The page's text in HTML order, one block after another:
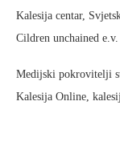
Kalesija centar,
Cildren unchained
Medijski pokrovitelji
Kalesija Online,